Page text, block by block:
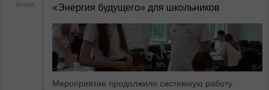
вчера
«Энергия будущего» для школьников
Мероприятие продолжило системную работу